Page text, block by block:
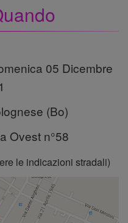
05 Dicembre
(Bo)
Ovest n°58
le indicazioni stradali)